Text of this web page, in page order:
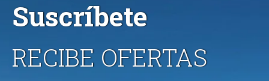
Suscríbete
RECIBE OFERTAS